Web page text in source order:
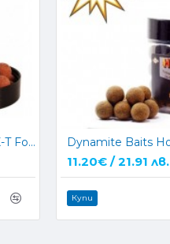
Dynamite Baits CompleX-T Food Bait Pop Up
11.20€ / 21.91 лв.
Купи